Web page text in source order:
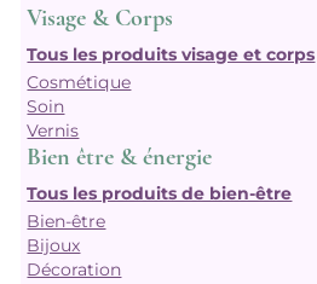
Visage & Corps
Tous les produits visage et corps
Cosmétique
Soin
Vernis
Bien être & énergie
Tous les produits de bien-être
Bien-être
Bijoux
Décoration